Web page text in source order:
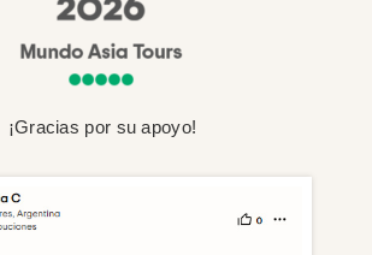
¡Gracias por su apoyo!